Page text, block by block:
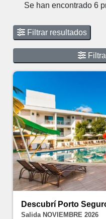
Se han encontrado 6
Filtrar resultados
Descubrí Porto
Salida NOVIEMBRE 2026